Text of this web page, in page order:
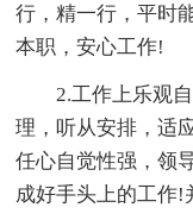
行，精一行，平时
本职，安心工作!
2.工作上乐观
理，听从安排，适
任心自觉性强，领
成好手头上的工作!